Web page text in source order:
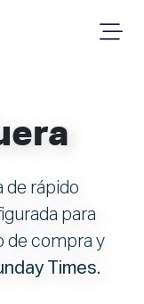
de rápido
para
de compra y
Times.